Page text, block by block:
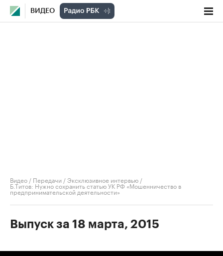
ВИДЕО
Видео / Передачи /Эксклюзивное интервью /
Б.Титов: Нужно сохранить статью УК РФ «Мошенничество в
предпринимательской деятельности»
Выпуск за 18 марта, 2015